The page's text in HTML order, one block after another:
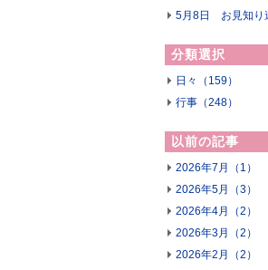
5月8日 お見知り
分類選択
日々（159）
行事（248）
以前の記事
2026年7月（1）
2026年5月（3）
2026年4月（2）
2026年3月（2）
2026年2月（2）